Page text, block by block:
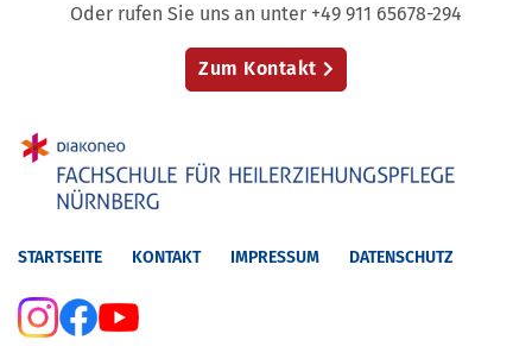
Oder rufen Sie uns an unter +49 911 65678-294
Zum Kontakt
STARTSEITE KONTAKT IMPRESSUM DATENSCHUTZ